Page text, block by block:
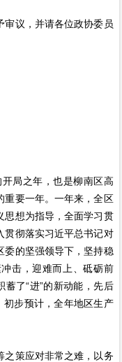
审议，并请各位政协委员
局之年，也是柳南区高
重要一年。一年来，全区
思想为指导，全面学习贯
贯彻落实习近平总书记对
委的坚强领导下，坚持稳
击，迎难而上、砥砺前
蓄了“进”的新动能，先后
步预计，全年地区生产
之策应对非常之难，以务